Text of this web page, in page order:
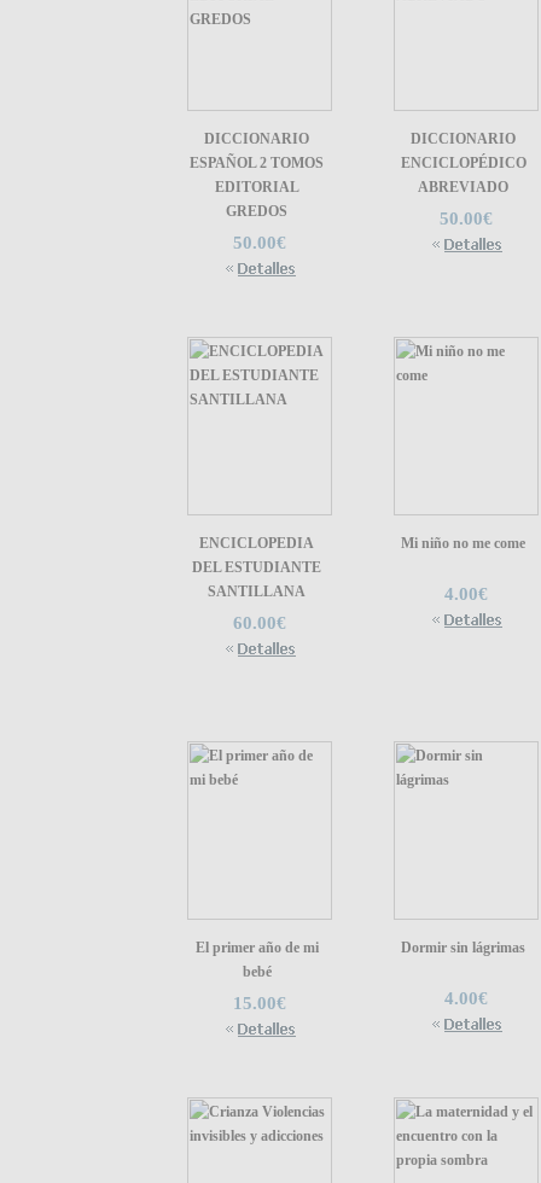
DICCIONARIO
ESPAÑOL 2 TOMOS
EDITORIAL
GREDOS
50.00€
DICCIONARIO
ENCICLOPÉDICO
ABREVIADO
50.00€
ENCICLOPEDIA
DEL ESTUDIANTE
SANTILLANA
60.00€
Mi niño no me come
4.00€
El primer año de mi
bebé
15.00€
Dormir sin lágrimas
4.00€